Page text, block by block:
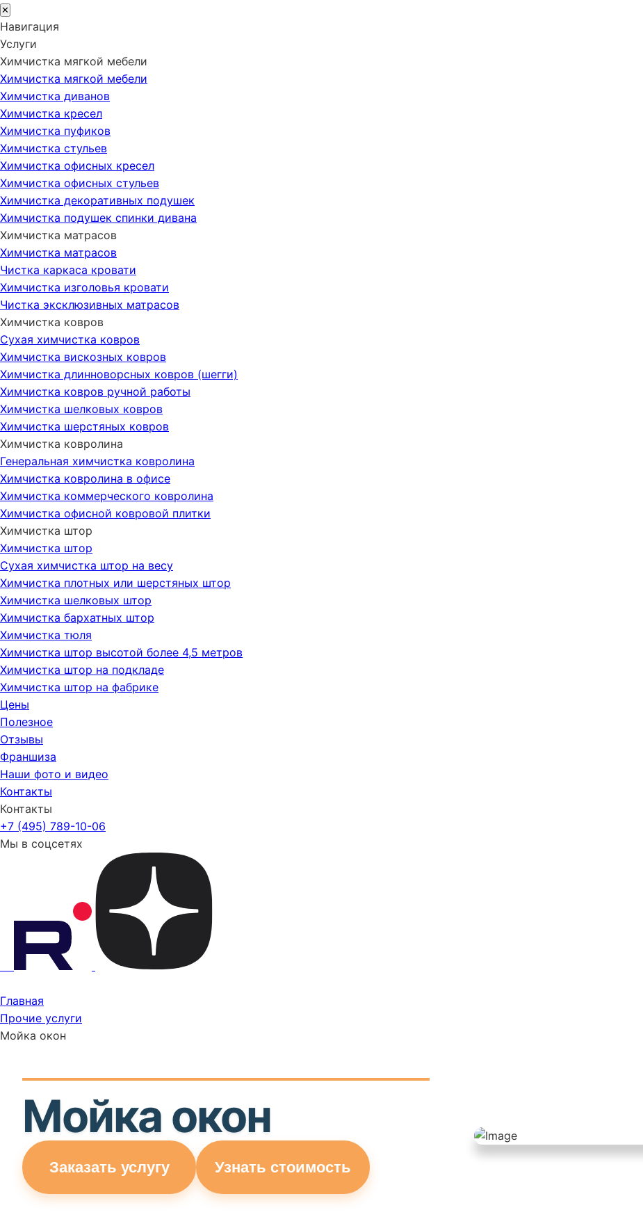
✕
Навигация
Услуги
Химчистка мягкой мебели
Химчистка мягкой мебели
Химчистка диванов
Химчистка кресел
Химчистка пуфиков
Химчистка стульев
Химчистка офисных кресел
Химчистка офисных стульев
Химчистка декоративных подушек
Химчистка подушек спинки дивана
Химчистка матрасов
Химчистка матрасов
Чистка каркаса кровати
Химчистка изголовья кровати
Чистка эксклюзивных матрасов
Химчистка ковров
Сухая химчистка ковров
Химчистка вискозных ковров
Химчистка длинноворсных ковров (шегги)
Химчистка ковров ручной работы
Химчистка шелковых ковров
Химчистка шерстяных ковров
Химчистка ковролина
Генеральная химчистка ковролина
Химчистка ковролина в офисе
Химчистка коммерческого ковролина
Химчистка офисной ковровой плитки
Химчистка штор
Химчистка штор
Сухая химчистка штор на весу
Химчистка плотных или шерстяных штор
Химчистка шелковых штор
Химчистка бархатных штор
Химчистка тюля
Химчистка штор высотой более 4,5 метров
Химчистка штор на подкладе
Химчистка штор на фабрике
Цены
Полезное
Отзывы
Франшиза
Наши фото и видео
Контакты
Контакты
+7 (495) 789-10-06
Мы в соцсетях
Главная
Прочие услуги
Мойка окон
Мойка окон
Заказать услугу Узнать стоимость